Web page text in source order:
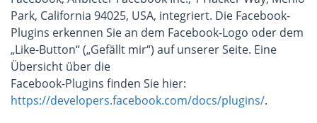
Park, California 94025, USA, integriert. Die Facebook-
Plugins erkennen Sie an dem Facebook-Logo oder dem
„Like-Button“ („Gefällt mir“) auf unserer Seite. Eine
Übersicht über die
Facebook-Plugins finden Sie hier:
https://developers.facebook.com/docs/plugins/.